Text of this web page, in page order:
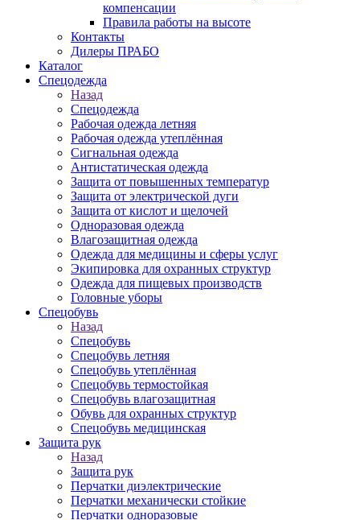
компенсации
Правила работы на высоте
Контакты
Дилеры ПРАБО
Каталог
Спецодежда
Назад
Спецодежда
Рабочая одежда летняя
Рабочая одежда утеплённая
Сигнальная одежда
Антистатическая одежда
Защита от повышенных температур
Защита от электрической дуги
Защита от кислот и щелочей
Одноразовая одежда
Влагозащитная одежда
Одежда для медицины и сферы услуг
Экипировка для охранных структур
Одежда для пищевых производств
Головные уборы
Спецобувь
Назад
Спецобувь
Спецобувь летняя
Спецобувь утеплённая
Спецобувь термостойкая
Спецобувь влагозащитная
Обувь для охранных структур
Спецобувь медицинская
Защита рук
Назад
Защита рук
Перчатки диэлектрические
Перчатки механически стойкие
Перчатки одноразовые